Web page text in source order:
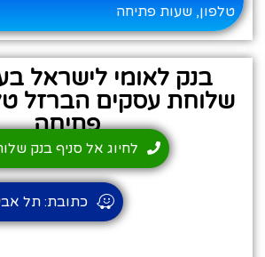
טלפון, שעות פתיחה
בנק לאומי לישראל
שלוחת עסקים הברזל
פתיחה
לחיוג אל סניף בנק
כתובת: תל